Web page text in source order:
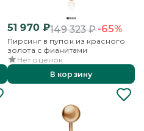
51 970₽149 323₽-65%
Пирсинг в пупок из красного
золота с фианитами
Нет оценок
В корзину